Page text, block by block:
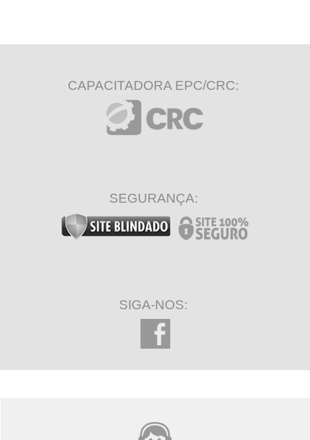
CAPACITADORA EPC/CRC:
SEGURANÇA:
SIGA-NOS: